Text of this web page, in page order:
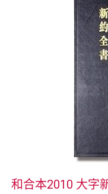
和合本2010 大字